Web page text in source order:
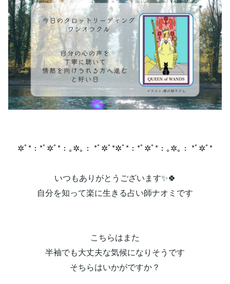
✲ﾟ*：*ﾟ✲ﾟ*：｡✲｡： *ﾟ✲ﾟ*✲ﾟ*：*ﾟ✲ﾟ*：｡✲｡： *ﾟ✲ﾟ*
いつもありがとうございます✨🍀
自分を知って楽に生きる占い師ナオミです
こちらはまた
半袖でも大丈夫な気候になりそうです
そちらはいかがですか？